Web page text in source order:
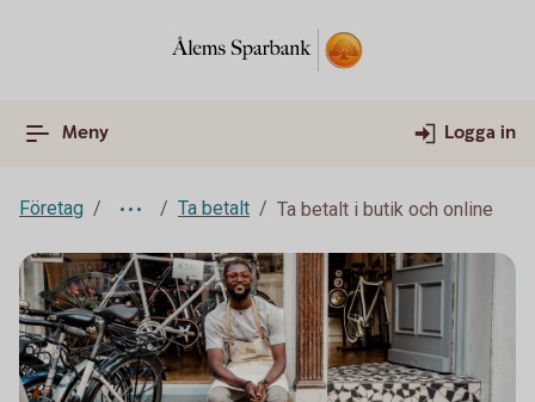
Meny Logga in
Företag Ta betalt Ta betalt i butik och online